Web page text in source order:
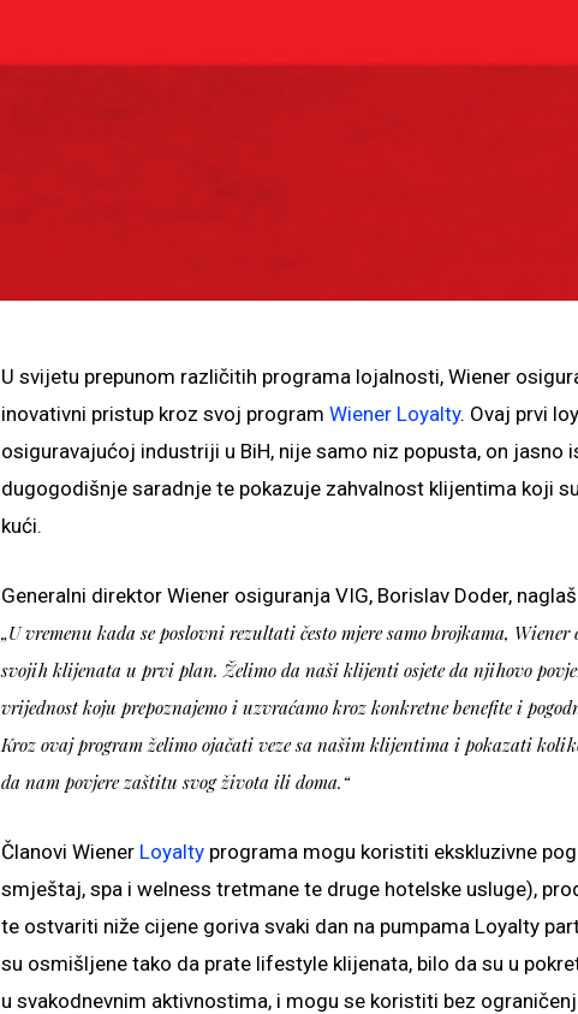
U svijetu prepunom različitih programa lojalnosti, Wiener
inovativni pristup kroz svoj program Wiener Loyalty. Ovaj prvi
osiguravajućoj industriji u BiH, nije samo niz popusta, on jasno
dugogodišnje saradnje te pokazuje zahvalnost klijentima koji
kući.
Generalni direktor Wiener osiguranja VIG, Borislav Doder,
„U vremenu kada se poslovni rezultati često mjere samo brojkama,
svojih klijenata u prvi plan. Želimo da naši klijenti osjete da njihovo
vrijednost koju prepoznajemo i uzvraćamo kroz konkretne benefite i
Kroz ovaj program želimo ojačati veze sa našim klijentima i pokazati
da nam povjere zaštitu svog života ili doma.“
Članovi Wiener Loyalty programa mogu koristiti ekskluzivne
smještaj, spa i welness tretmane te druge hotelske usluge),
te ostvariti niže cijene goriva svaki dan na pumpama Loyalty
su osmišljene tako da prate lifestyle klijenata, bilo da su u
u svakodnevnim aktivnostima, i mogu se koristiti bez